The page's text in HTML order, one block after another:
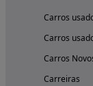
Carros
Carros
Carros
Carreiras